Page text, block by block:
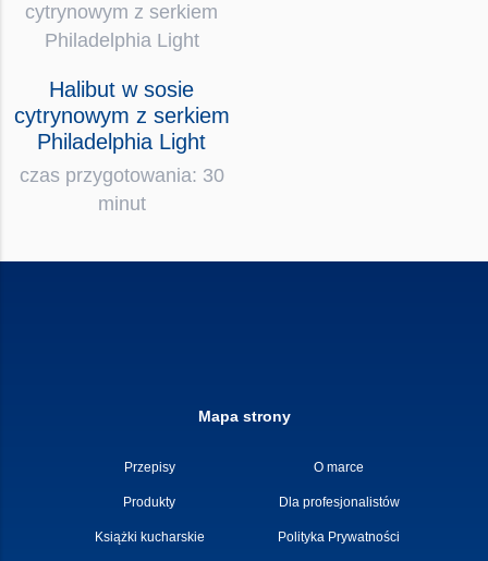
Halibut w sosie
cytrynowym z serkiem
Philadelphia Light
czas przygotowania: 30
minut
Mapa strony
Przepisy O marce
Produkty Dla profesjonalistów
Książki kucharskie Polityka Prywatności